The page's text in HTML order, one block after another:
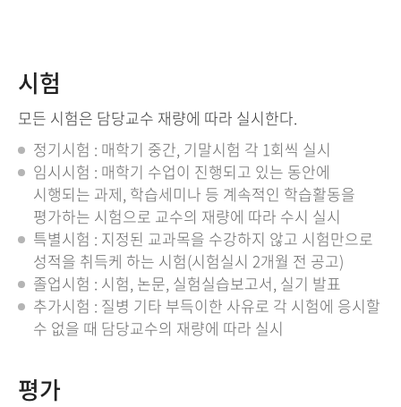
시험
모든 시험은 담당교수 재량에 따라 실시한다.
정기시험 : 매학기 중간, 기말시험 각 1회씩 실시
임시시험 : 매학기 수업이 진행되고 있는 동안에
시행되는 과제, 학습세미나 등 계속적인 학습활동을
평가하는 시험으로 교수의 재량에 따라 수시 실시
특별시험 : 지정된 교과목을 수강하지 않고 시험만으로
성적을 취득케 하는 시험(시험실시 2개월 전 공고)
졸업시험 : 시험, 논문, 실험실습보고서, 실기 발표
추가시험 : 질병 기타 부득이한 사유로 각 시험에 응시할
수 없을 때 담당교수의 재량에 따라 실시
평가